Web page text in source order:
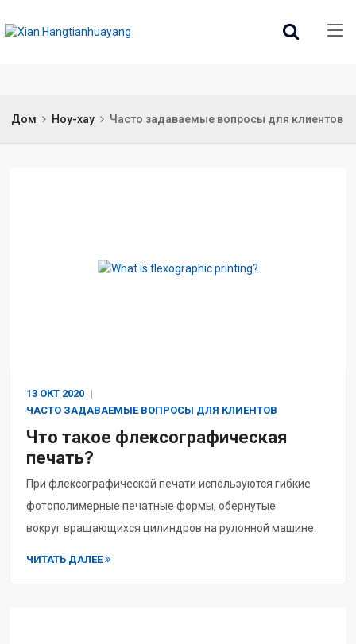
Дом Ноу-хау Часто задаваемые вопросы для клиентов
13 ОКТ 2020
ЧАСТО ЗАДАВАЕМЫЕ ВОПРОСЫ ДЛЯ КЛИЕНТОВ
Что такое флексографическая
печать?
При флексографической печати используются гибкие
фотополимерные печатные формы, обернутые
вокруг вращающихся цилиндров на рулонной машине.
ЧИТАТЬ ДАЛЕЕ